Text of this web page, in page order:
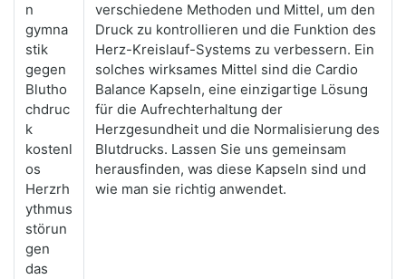
n
gymna
stik
gegen
Blutho
chdruc
k
kostenl
os
Herzrh
ythmus
störun
gen
das
verschiedene Methoden und Mittel, um den
Druck zu kontrollieren und die Funktion des
Herz-Kreislauf-Systems zu verbessern. Ein
solches wirksames Mittel sind die Cardio
Balance Kapseln, eine einzigartige Lösung
für die Aufrechterhaltung der
Herzgesundheit und die Normalisierung des
Blutdrucks. Lassen Sie uns gemeinsam
herausfinden, was diese Kapseln sind und
wie man sie richtig anwendet.